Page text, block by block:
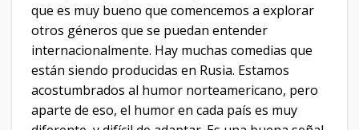
que es muy bueno que comencemos a explorar
otros géneros que se puedan entender
internacionalmente. Hay muchas comedias que
están siendo producidas en Rusia. Estamos
acostumbrados al humor norteamericano, pero
aparte de eso, el humor en cada país es muy